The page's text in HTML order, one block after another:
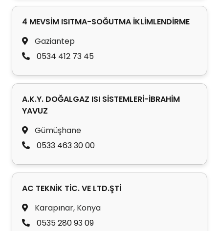
4 MEVSİM ISITMA-SOĞUTMA İKLİMLENDİRME
Gaziantep
0534 412 73 45
A.K.Y. DOĞALGAZ ISI SİSTEMLERİ-İBRAHİM
YAVUZ
Gümüşhane
0533 463 30 00
AC TEKNİK TİC. VE LTD.ŞTİ
Karapınar, Konya
0535 280 93 09